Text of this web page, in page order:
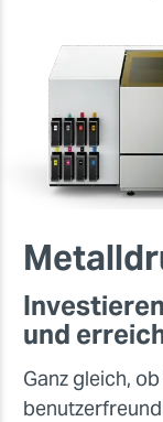
und
Ganz gleich,